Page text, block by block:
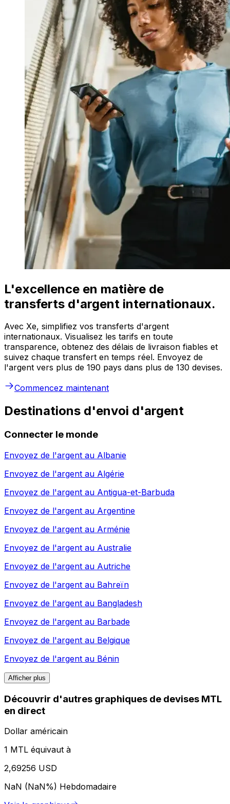
L'excellence en matière de
transferts d'argent internationaux.
Avec Xe, simplifiez vos transferts d'argent
internationaux. Visualisez les tarifs en toute
transparence, obtenez des délais de livraison fiables et
suivez chaque transfert en temps réel. Envoyez de
l'argent vers plus de 190 pays dans plus de 130 devises.
Commencez maintenant
Destinations d'envoi d'argent
Connecter le monde
Envoyez de l'argent au Albanie
Envoyez de l'argent au Algérie
Envoyez de l'argent au Antigua-et-Barbuda
Envoyez de l'argent au Argentine
Envoyez de l'argent au Arménie
Envoyez de l'argent au Australie
Envoyez de l'argent au Autriche
Envoyez de l'argent au Bahreïn
Envoyez de l'argent au Bangladesh
Envoyez de l'argent au Barbade
Envoyez de l'argent au Belgique
Envoyez de l'argent au Bénin
Afficher plus
Découvrir d'autres graphiques de devises MTL
en direct
Dollar américain
1 MTL équivaut à
2,69256 USD
NaN (NaN%) Hebdomadaire